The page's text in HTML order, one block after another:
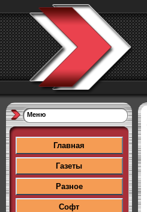
Меню
Главная
Газеты
Разное
Софт